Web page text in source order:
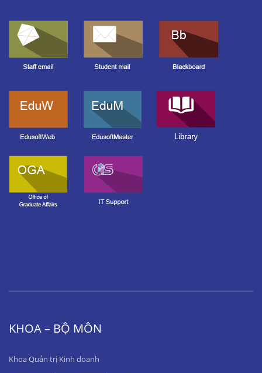
KHOA – BỘ MÔN
Khoa Quản trị Kinh doanh